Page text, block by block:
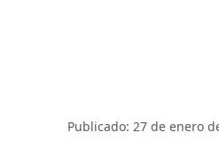
Publicado: 27 de enero